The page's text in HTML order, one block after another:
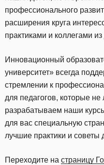
профессионального
расширения круга
практиками и коллегами из
Инновационный
университет» всегда
стремлении к
для педагогов, которые
разрабатываем наши
для вас специальную
лучшие практики и советы
Переходите на страницу